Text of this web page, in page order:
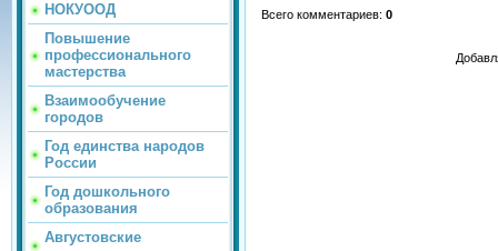
НОКУООД
Повышение
профессионального
мастерства
Взаимообучение
городов
Год единства народов
России
Год дошкольного
образования
Августовские
Всего комментариев: 0